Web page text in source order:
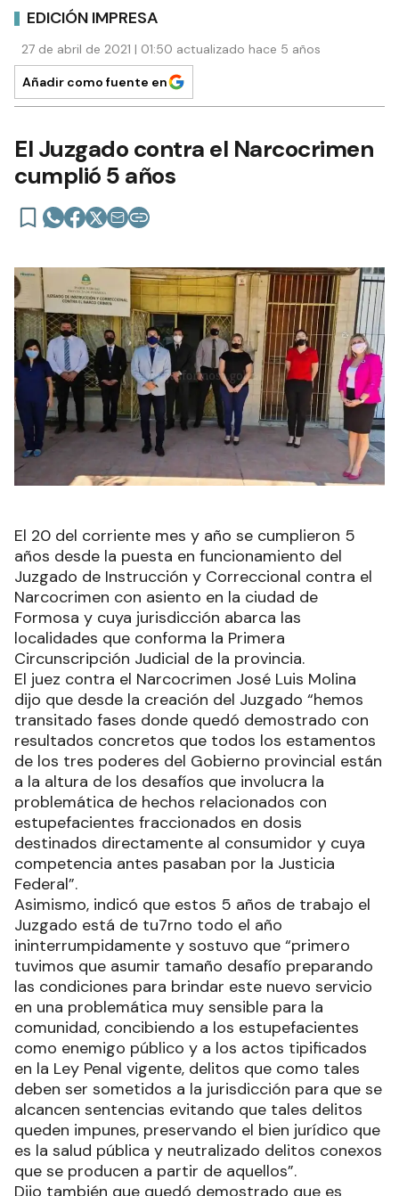
EDICIÓN IMPRESA
27 de abril de 2021 | 01:50 actualizado hace 5 años
Añadir como fuente en
El Juzgado contra el Narcocrimen
cumplió 5 años
El 20 del corriente mes y año se cumplieron 5
años desde la puesta en funcionamiento del
Juzgado de Instrucción y Correccional contra el
Narcocrimen con asiento en la ciudad de
Formosa y cuya jurisdicción abarca las
localidades que conforma la Primera
Circunscripción Judicial de la provincia.
El juez contra el Narcocrimen José Luis Molina
dijo que desde la creación del Juzgado “hemos
transitado fases donde quedó demostrado con
resultados concretos que todos los estamentos
de los tres poderes del Gobierno provincial están
a la altura de los desafíos que involucra la
problemática de hechos relacionados con
estupefacientes fraccionados en dosis
destinados directamente al consumidor y cuya
competencia antes pasaban por la Justicia
Federal”.
Asimismo, indicó que estos 5 años de trabajo el
Juzgado está de tu7rno todo el año
ininterrumpidamente y sostuvo que “primero
tuvimos que asumir tamaño desafío preparando
las condiciones para brindar este nuevo servicio
en una problemática muy sensible para la
comunidad, concibiendo a los estupefacientes
como enemigo público y a los actos tipificados
en la Ley Penal vigente, delitos que como tales
deben ser sometidos a la jurisdicción para que se
alcancen sentencias evitando que tales delitos
queden impunes, preservando el bien jurídico que
es la salud pública y neutralizado delitos conexos
que se producen a partir de aquellos”.
Dijo también que quedó demostrado que es